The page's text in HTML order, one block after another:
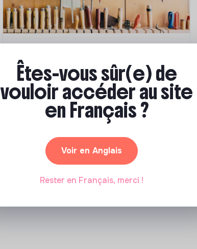
Comment se former à la
transition écologique ?
09 janvier 2024
Êtes-vous sûr(e) de
vouloir accéder au site
en Français ?
Voir en Anglais
Rester en Français, merci !